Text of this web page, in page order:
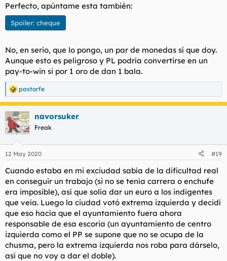
Perfecto, apúntame esta también:
Spoiler: cheque
No, en serio, que lo pongo, un par de monedas sí que doy.
Aunque esto es peligroso y PL podría convertirse en un
pay-to-win si por 1 oro de dan 1 bala.
R
e
a
c
c
i
e
:
pastorfe
navorsuker
Freak
12 May 2020 #19
Cuando estaba en mi exciudad sabía de la dificultad real
en conseguir un trabajo (si no se tenía carrera o enchufe
era imposible), así que solía dar un euro a los indigentes
que veía. Luego la ciudad votó extrema izquierda y decidí
que eso hacía que el ayuntamiento fuera ahora
responsable de esa escoria (un ayuntamiento de centro
izquierda como el PP se supone que no se ocupa de la
chusma, pero la extrema izquierda nos roba para dárselo,
así que no voy a dar el doble).